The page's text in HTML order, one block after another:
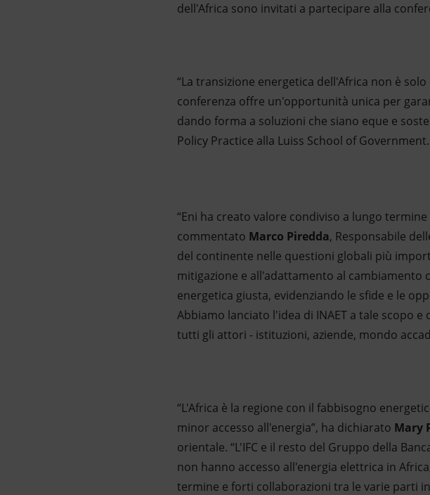
dell'Africa sono invitati a partecipare alla
“La transizione energetica dell'Africa non è
conferenza offre un'opportunità unica per
dando forma a soluzioni che siano eque e
Policy Practice alla Luiss School of Government.
“Eni ha creato valore condiviso a lungo
commentato Marco Piredda, Responsabile
del continente nelle questioni globali più
mitigazione e all'adattamento al cambiamento
energetica giusta, evidenziando le sfide e le
Abbiamo lanciato l'idea di INAET a tale scopo
tutti gli attori - istituzioni, aziende, mondo
“L'Africa è la regione con il fabbisogno
minor accesso all'energia”, ha dichiarato Mary
orientale. “L'IFC e il resto del Gruppo della
non hanno accesso all'energia elettrica in
termine e forti collaborazioni tra le varie parti